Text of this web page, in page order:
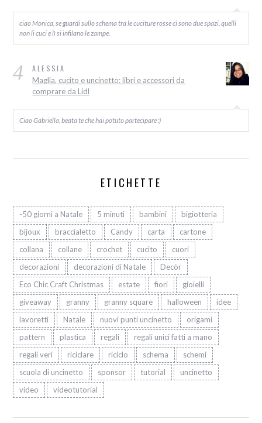
ciao Monica, se guardi sullo schema tra le cuciture rosse ci sono due spazi, quelli
non li cuci e lì si infilano le zampe.
4 ALESSIA
Maglia, cucito e uncinetto: libri e accessori da
comprare da Lidl
Ciao Gabriella, beata te che hai potuto partecipare :)
ETICHETTE
-50 giorni a Natale 5 minuti bambini
bigiotteria
bijoux
braccialetto Candy carta
cartone
collana
collane crochet cucito
cuori
decorazioni
decorazioni di Natale
Decòr
Eco Chic Craft Christmas
estate fiori
gioielli
giveaway
granny granny square halloween
idee
lavoretti
Natale nuovi punti uncinetto
origami
pattern
plastica regali
regali unici fatti a mano
regali veri
riciclare riciclo schema
schemi
scuola di uncinetto
sponsor tutorial
uncinetto
video
videotutorial